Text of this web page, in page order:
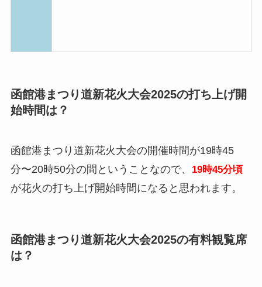
函館港まつり道新花火大会2025の打ち上げ開
始時間は？
函館港まつり道新花火大会の開催時間が19時45
分〜20時50分の間ということなので、 19時45分頃
が花火の打ち上げ開始時間になると思われます。
函館港まつり道新花火大会2025の有料観覧席
は？